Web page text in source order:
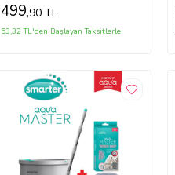
499,90 TL
53,32 TL'den Başlayan Taksitlerle